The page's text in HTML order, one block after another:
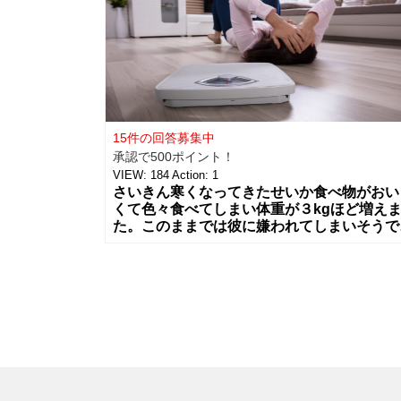
15件の回答募集中
承認で500ポイント！
VIEW: 184 Action: 1
さいきん寒くなってきたせいか食べ物がお
くて色々食べてしまい体重が３kgほど増え
た。このままでは彼に嫌われてしまいそうで